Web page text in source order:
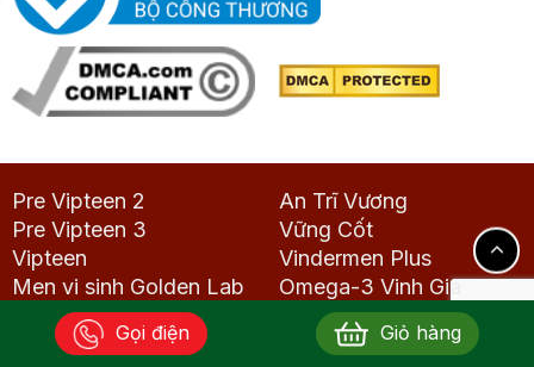
Pre Vipteen 2
Pre Vipteen 3
Vipteen
Men vi sinh Golden Lab
An Trĩ Vương
Vững Cốt
Vindermen Plus
Omega-3 Vinh Gia
Kiều Xuân EstroG 100
Aquaselin nam
Gọi điện Giỏ hàng